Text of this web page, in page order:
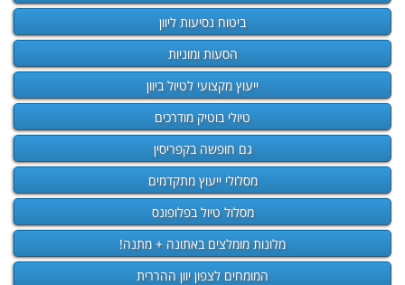
ביטוח נסיעות ליוון
הסעות ומוניות
ייעוץ מקצועי לטיול ביוון
טיולי בוטיק מודרכים
גם חופשה בקפריסין
מסלולי ייעוץ מתקדמים
מסלול טיול בפלופונס
מלונות מומלצים באתונה + מתנה!
המומחים לצפון יוון ההררית